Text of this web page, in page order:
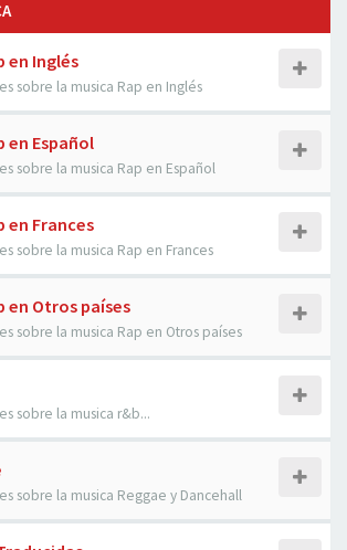
en Inglés
sobre la musica Rap en Inglés
en Español
sobre la musica Rap en Español
en Frances
sobre la musica Rap en Frances
en Otros países
sobre la musica Rap en Otros países
sobre la musica r&b...
sobre la musica Reggae y Dancehall